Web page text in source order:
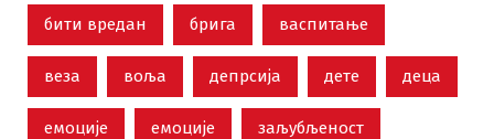
бити вредан брига васпитање
веза воља депрсија дете деца
емоције емоције заљубљеност